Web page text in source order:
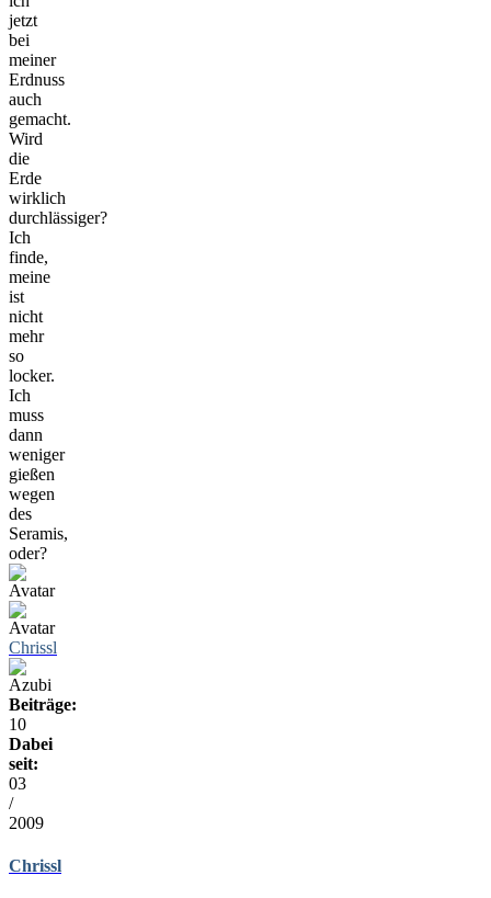
jetzt
bei
meiner
Erdnuss
auch
gemacht.
Wird
die
Erde
wirklich
durchlässiger?
Ich
finde,
meine
ist
nicht
mehr
so
locker.
Ich
muss
dann
weniger
gießen
wegen
des
Seramis,
oder?
Chrissl
Beiträge:
10
Dabei
seit:
03
/
2009
Chrissl